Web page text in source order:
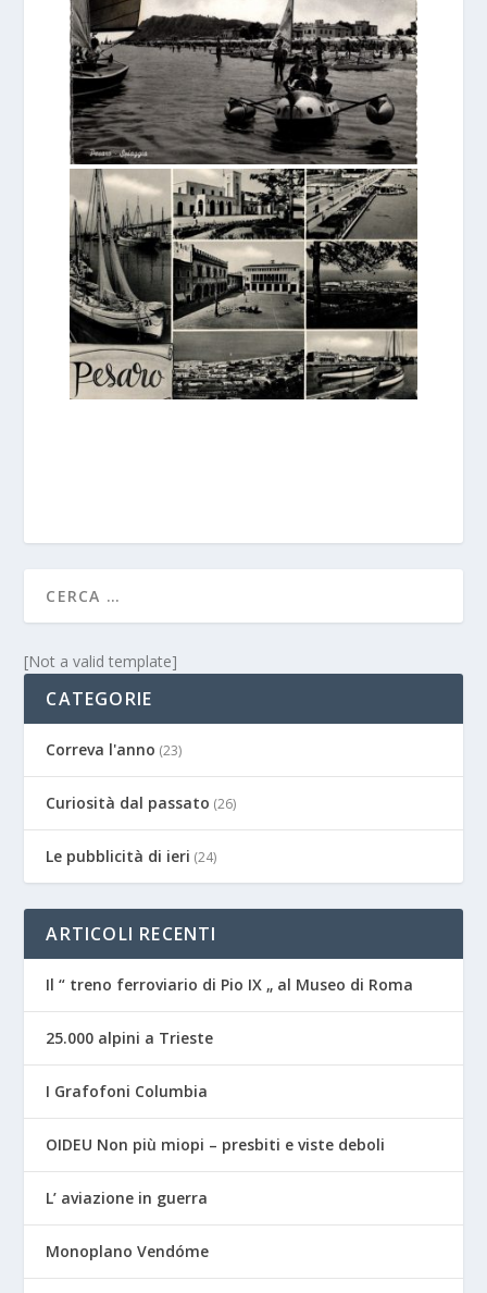
[Not a valid template]
CATEGORIE
Correva l'anno (23)
Curiosità dal passato (26)
Le pubblicità di ieri (24)
ARTICOLI RECENTI
Il “ treno ferroviario di Pio IX „ al Museo di Roma
25.000 alpini a Trieste
I Grafofoni Columbia
OIDEU Non più miopi – presbiti e viste deboli
L’ aviazione in guerra
Monoplano Vendóme